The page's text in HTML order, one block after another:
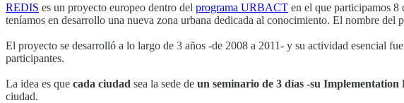
REDIS es un proyecto europeo dentro del programa URBACT en el que participamos
teníamos en desarrollo una nueva zona urbana dedicada al conocimiento. El nombre
El proyecto se desarrolló a lo largo de 3 años -de 2008 a 2011- y su actividad esencial
participantes.
La idea es que cada ciudad sea la sede de un seminario de 3 días -su Implementation
ciudad.